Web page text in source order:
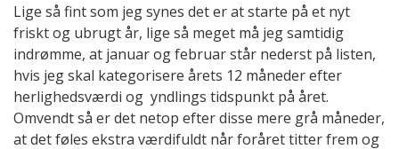
Lige så fint som jeg synes det er at starte på et nyt
friskt og ubrugt år, lige så meget må jeg samtidig
indrømme, at januar og februar står nederst på listen,
hvis jeg skal kategorisere årets 12 måneder efter
herlighedsværdi og yndlings tidspunkt på året.
Omvendt så er det netop efter disse mere grå måneder,
at det føles ekstra værdifuldt når foråret titter frem og